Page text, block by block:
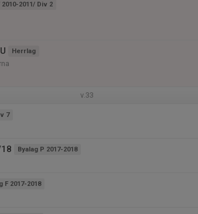
2010-2011/ Div 2
Herrlag
v.33
7
Byalag P 2017-2018
F 2017-2018